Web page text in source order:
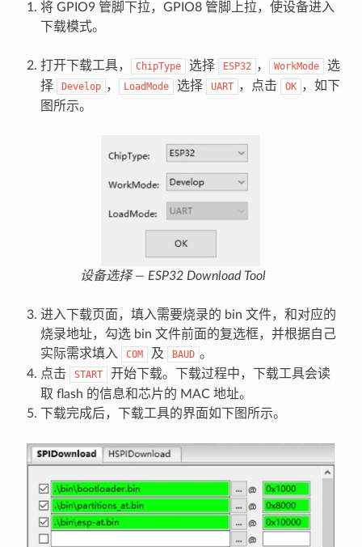
将 GPIO9 管脚下拉，GPIO8 管脚上拉，使设备进入
下载模式。
打开下载工具， ChipType 选择 ESP32 ， WorkMode
选
择
Develop ， LoadMode 选择 UART ，点击 OK ，如下
图所示。
设备选择 — ESP32 Download Tool
进入下载页面，填入需要烧录的 bin 文件，和对应的
烧录地址，勾选 bin 文件前面的复选框，并根据自己
实际需求填入
COM 及 BAUD 。
点击
START
开始下载。下载过程中，下载工具会读
取 flash 的信息和芯片的 MAC 地址。
下载完成后，下载工具的界面如下图所示。